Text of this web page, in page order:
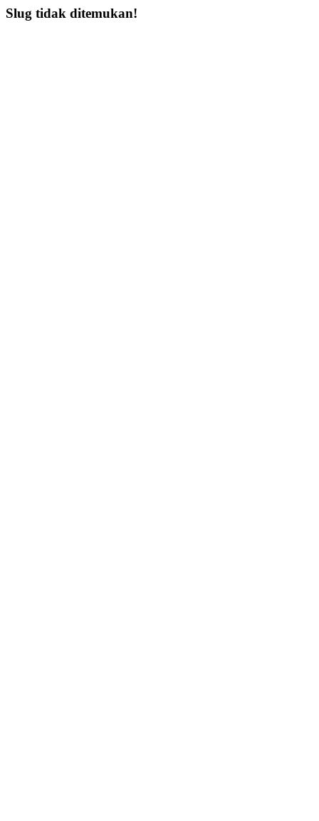
Slug tidak ditemukan!